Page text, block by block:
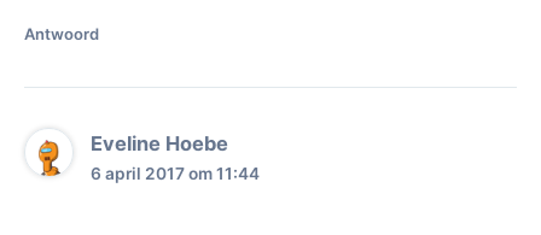
Antwoord
Eveline Hoebe
6 april 2017 om 11:44